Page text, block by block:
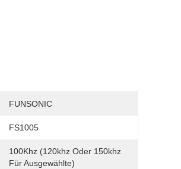
FUNSONIC
FS1005
100Khz (120khz Oder 150khz
Für Ausgewählte)